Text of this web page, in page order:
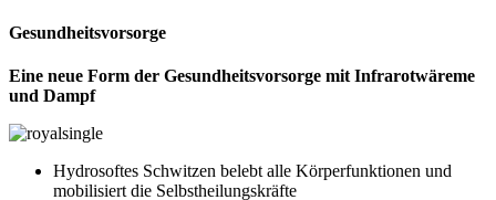
Gesundheitsvorsorge
Eine neue Form der Gesundheitsvorsorge mit Infrarotwäreme
und Dampf
Hydrosoftes Schwitzen belebt alle Körperfunktionen und
mobilisiert die Selbstheilungskräfte